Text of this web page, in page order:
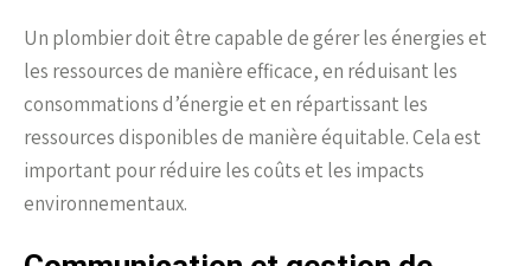
Un plombier doit être capable de gérer les énergies et
les ressources de manière efficace, en réduisant les
consommations d’énergie et en répartissant les
ressources disponibles de manière équitable. Cela est
important pour réduire les coûts et les impacts
environnementaux.